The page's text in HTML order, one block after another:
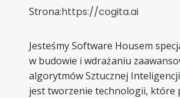
Strona:https://cogita.ai
Jesteśmy Software Housem
w budowie i wdrażaniu
algorytmów Sztucznej
jest tworzenie technologii, które